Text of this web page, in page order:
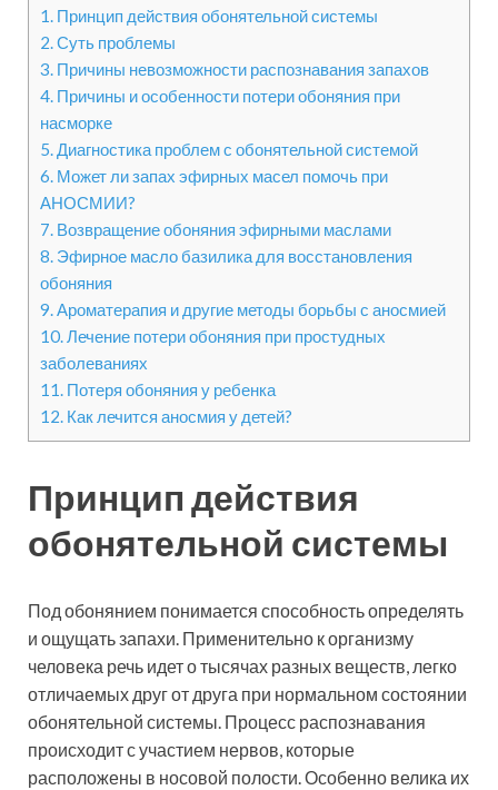
1. Принцип действия обонятельной системы
2.Суть проблемы
3. Причины невозможности распознавания запахов
4. Причины и особенности потери обоняния при
насморке
5.Диагностика проблем с обонятельной системой
6. Может ли запах эфирных масел помочь при
АНОСМИИ?
7. Возвращение обоняния эфирными маслами
8. Эфирное масло базилика для восстановления
обоняния
9.Ароматерапия и другие методы борьбы с аносмией
10.Лечение потери обоняния при простудных
заболеваниях
11. Потеря обоняния у ребенка
12. Как лечится аносмия у детей?
Принцип действия
обонятельной системы
Под обонянием понимается способность определять
и ощущать запахи. Применительно к организму
человека речь идет о тысячах разных веществ, легко
отличаемых друг от друга при нормальном состоянии
обонятельной системы. Процесс распознавания
происходит с участием нервов, которые
расположены в носовой полости. Особенно велика их